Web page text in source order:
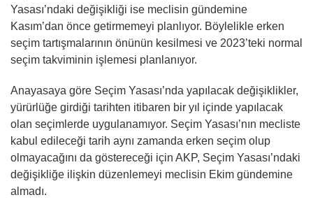
Yasası’ndaki değişikliği ise meclisin gündemine
Kasım’dan önce getirmemeyi planlıyor. Böylelikle erken
seçim tartışmalarının önünün kesilmesi ve 2023’teki normal
seçim takviminin işlemesi planlanıyor.
Anayasaya göre Seçim Yasası’nda yapılacak değişiklikler,
yürürlüğe girdiği tarihten itibaren bir yıl içinde yapılacak
olan seçimlerde uygulanamıyor. Seçim Yasası’nın mecliste
kabul edileceği tarih aynı zamanda erken seçim olup
olmayacağını da göstereceği için AKP, Seçim Yasası’ndaki
değişikliğe ilişkin düzenlemeyi meclisin Ekim gündemine
almadı.